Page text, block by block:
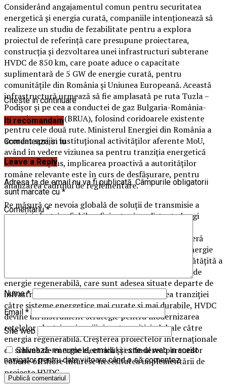
Considerând angajamentul comun pentru securitatea
energetică și energia curată, companiile intenționează să
realizeze un studiu de fezabilitate pentru a explora
proiectul de referință care presupune proiectarea,
construcția și dezvoltarea unei infrastructuri subterane
HVDC de 850 km, care poate aduce o capacitate
suplimentară de 5 GW de energie curată, pentru
comunitățile din România și Uniunea Europeană. Această
infrastructură urmează să fie amplasată pe ruta Tuzla –
Podișor și pe cea a conductei de gaz Bulgaria-România-
Ungaria-Austria (BRUA), folosind coridoarele existente
pentru cele două rute. Ministerul Energiei din România a
acordat sprijin instituțional activităților aferente MoU,
având în vedere viziunea sa pentru tranziția energetică
durabilă. În plus, implicarea proactivă a autorităților
române relevante este în curs de desfășurare, pentru
analizarea cadrului de reglementare.
Pe măsură ce nevoia globală de soluții de transmisie a
energiei electrice fiabile, eficiente și pe distanțe lungi
funcționalitățile cheie necesare. Sistemele HVDC oferă
numeroase avantaje, inclusiv pierderi mai mici de energie
electrică în timpul transportului, stabilitate îmbunătățită a
rețelei și capacitatea de a ușura integrarea surselor de
energie regenerabilă, care sunt adesea situate departe de
infrastructura existentă. Odată cu accelerarea tranziției
către sisteme energetice mai curate și mai durabile, HVDC
devine un instrument strategic pentru modernizarea
rețelelor electrice și sprijinirea tranziției globale către
energia regenerabilă. Creșterea proiectelor internaționale
de schimb de energie electrică și extinderea parcurilor
eoliene offshore întăresc necesitatea implementării de
proiecte HVDC.
Citeste in continuare
Iti recomandam
Comenteaza si tu
Leave a Reply
Adresa ta de email nu va fi publicată. Câmpurile obligatorii
sunt marcate cu*
Comentariu*
Nume*
Email *
Site web
Salvează-mi numele, emailul și site-ul web în acest
navigator pentru data viitoare când o să comentez.